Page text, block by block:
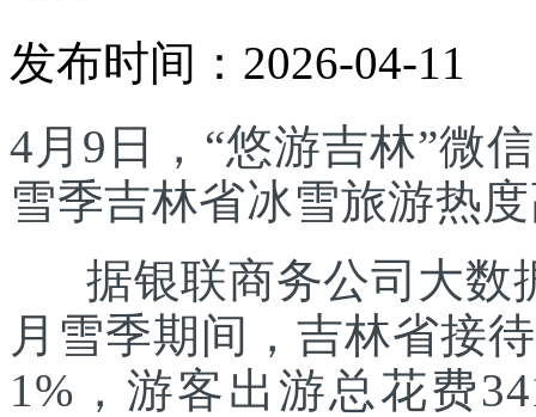
发布时间：2026-04-11
4月9日，“悠游吉林”微
雪季吉林省冰雪旅游热
据银联商务公司大数
月雪季期间，吉林省接
1%，游客出游总花费